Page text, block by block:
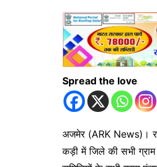
Spread the love
अजमेर (ARK News)।
कड़ी में जिले की सभी